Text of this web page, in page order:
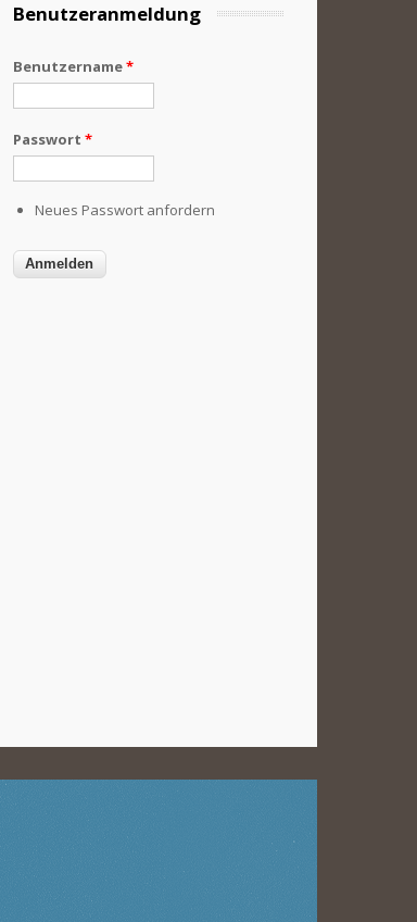
Benutzeranmeldung
Benutzername*
Passwort *
Neues Passwort anfordern